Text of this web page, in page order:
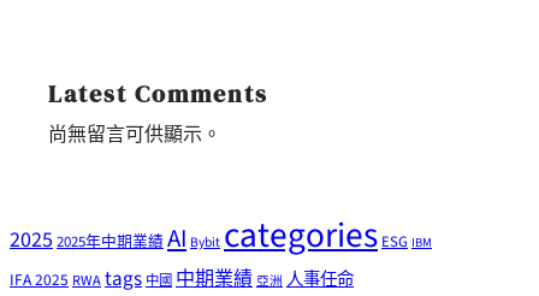
Latest Comments
尚無留言可供顯示。
20252025年中期業績AI Bybitcategories ESG IBM
IFA 2025 RWAtags中國 中期業績 亞洲 人事任命